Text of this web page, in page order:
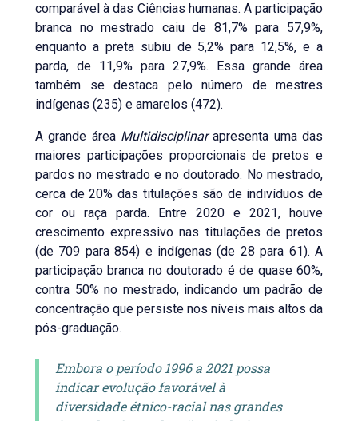
comparável à das Ciências humanas. A participação
branca no mestrado caiu de 81,7% para 57,9%,
enquanto a preta subiu de 5,2% para 12,5%, e a
parda, de 11,9% para 27,9%. Essa grande área
também se destaca pelo número de mestres
indígenas (235) e amarelos (472).
A grande área Multidisciplinarapresenta uma das
maiores participações proporcionais de pretos e
pardos no mestrado e no doutorado. No mestrado,
cerca de 20% das titulações são de indivíduos de
cor ou raça parda. Entre 2020 e 2021, houve
crescimento expressivo nas titulações de pretos
(de 709 para 854) e indígenas (de 28 para 61). A
participação branca no doutorado é de quase 60%,
contra 50% no mestrado, indicando um padrão de
concentração que persiste nos níveis mais altos da
pós-graduação.
Embora o período 1996 a 2021 possa
indicar evolução favorável à
diversidade étnico-racial nas grandes